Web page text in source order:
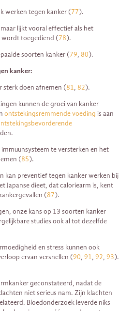
werken tegen kanker (77).
lijkt vooral effectief als het
wordt toegediend (78).
soorten kanker (79, 80).
kanker:
sterk doen afnemen (81, 82).
kunnen de groei van kanker
ontstekingsremmende voeding is aan
te versterken en het
(85).
kan preventief tegen kanker werken bij
Japanse dieet, dat caloriearm is, kent
(87).
onze kans op 13 soorten kanker
studies ook al tot dezelfde
en stress kunnen ook
ervan versnellen (90, 91, 92, 93).
geconstateerd, nadat de
niet serieus nam. Zijn klachten
Bloedonderzoek leverde niks